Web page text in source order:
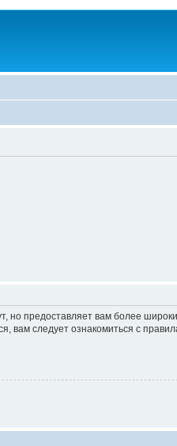
предоставляет вам более
вам следует ознакомиться с